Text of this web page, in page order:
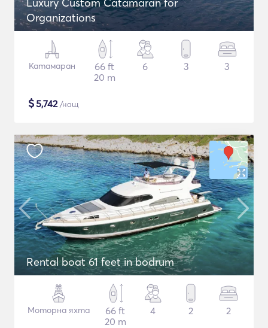
Organizations
Катамаран
66 ft
20 m
6 3 3
$5,742/нощ
Rental boat 61 feet in bodrum
Моторна яхта
66 ft
20 m
4 2 2